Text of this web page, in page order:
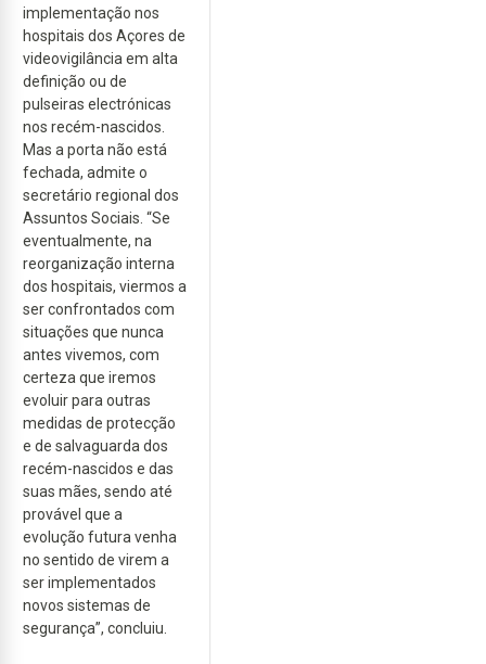
implementação nos
hospitais dos Açores de
videovigilância em alta
definição ou de
pulseiras electrónicas
nos recém-nascidos.
Mas a porta não está
fechada, admite o
secretário regional dos
Assuntos Sociais. “Se
eventualmente, na
reorganização interna
dos hospitais, viermos a
ser confrontados com
situações que nunca
antes vivemos, com
certeza que iremos
evoluir para outras
medidas de protecção
e de salvaguarda dos
recém-nascidos e das
suas mães, sendo até
provável que a
evolução futura venha
no sentido de virem a
ser implementados
novos sistemas de
segurança”, concluiu.